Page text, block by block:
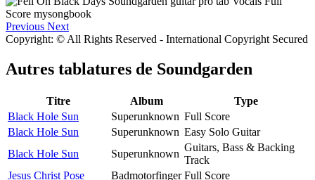
Previous Next
Copyright: © All Rights Reserved - International Copyright Secured
Autres tablatures de Soundgarden
Titre Album
Type
Black Hole Sun
Superunknown Full Score
Black Hole Sun
Superunknown Easy Solo Guitar
Black Hole Sun
Superunknown
Guitars, Bass & Backing
Track
Jesus Christ Pose
Badmotorfinger Full Score